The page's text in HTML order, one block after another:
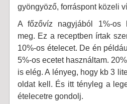
gyöngyöző, forráspont közeli
A főzővíz nagyjából 1%-os
meg. Ez a receptben írtak
10%-os ételecet. De én
5%-os ecetet használtam.
is elég. A lényeg, hogy kb 3
oldat kell. És itt tényleg a
ételecetre gondolj.